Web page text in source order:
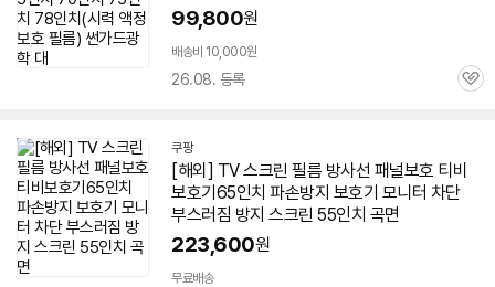
99,800원
배송비 10,000원
26.08. 등록
관
쿠팡
[해외] TV스크린 필름 방사선 패널보호 티비
보호기65인치 파손방지 보호기 모니터 차단
부스러짐 방지 스크린 55인치 곡면
223,600원
무료배송